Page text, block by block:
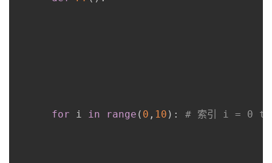
for i in range ( 0 , 10 ) : # 索引 i = 0